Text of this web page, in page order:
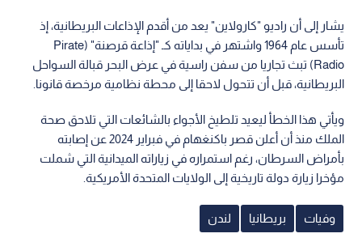
يشار إلى أن راديو "كارولاين" يعد من أقدم الإذاعات البريطانية، إذ
تأسس عام 1964 واشتهر في بداياته كـ "إذاعة قرصنة" (Pirate
Radio) تبث تجاريا من سفن راسية في عرض البحر قبالة السواحل
البريطانية، قبل أن تتحول لاحقا إلى محطة نظامية مرخصة قانونا.
ويأتي هذا الخطأ ليعيد تلطيخ الأجواء بالشائعات التي تلاحق صحة
الملك منذ أن أعلن قصر باكنغهام في فبراير 2024 عن إصابته
بأمراض السرطان، رغم استمراره في زياراته الميدانية التي شملت
مؤخرا زيارة دولة تاريخية إلى الولايات المتحدة الأمريكية.
وفيات بريطانيا لندن